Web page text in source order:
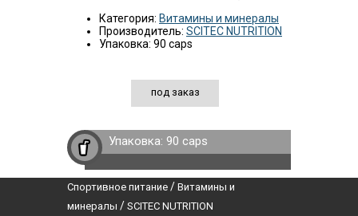
Категория: Витамины и минералы
Производитель: SCITEC NUTRITION
Упаковка: 90 caps
под заказ
Упаковка: 90 caps
Спортивное питание / Витамины и
минералы / SCITEC NUTRITION